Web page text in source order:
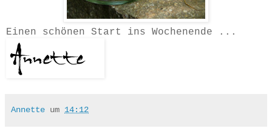
Einen schönen Start ins Wochenende ...
Annette um 14:12